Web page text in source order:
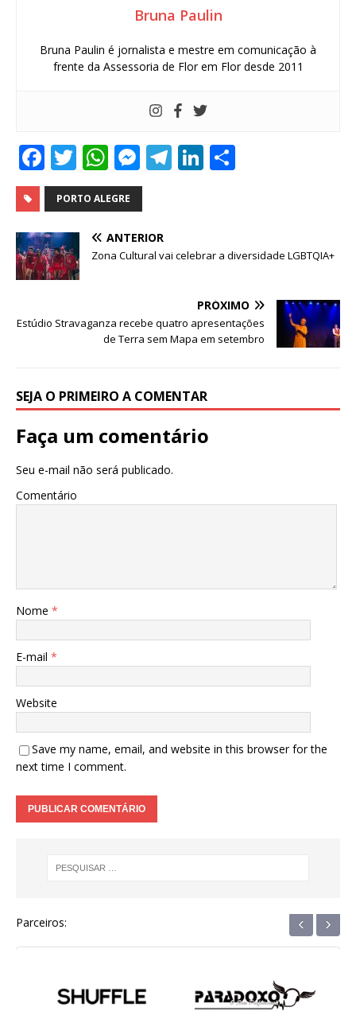
Bruna Paulin
Bruna Paulin é jornalista e mestre em comunicação à
frente da Assessoria de Flor em Flor desde 2011
F
a
c
e
b
o
k
T
w
it
te
r
W
h
at
s
A
M
e
ss
e
n
e
r
T
ra
Li
dI
PORTO ALEGRE
ANTERIOR
Zona Cultural vai celebrar a diversidade LGBTQIA+
PRÓXIMO
Estúdio Stravaganza recebe quatro apresentações
de Terra sem Mapa em setembro
SEJA O PRIMEIRO A COMENTAR
Faça um comentário
Seu e-mail não será publicado.
Comentário
Nome *
E-mail *
Website
Save my name, email, and website in this browser for the
next time I comment.
Parceiros: ‹ ›